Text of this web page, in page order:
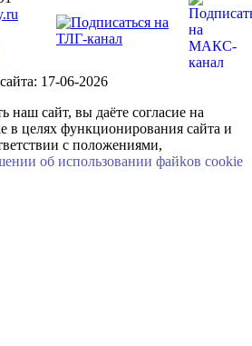
17-06-2026
наш сайт, вы даёте согласие на
в целях функционирования сайта и
с положениями,
об использовании файkов cookie